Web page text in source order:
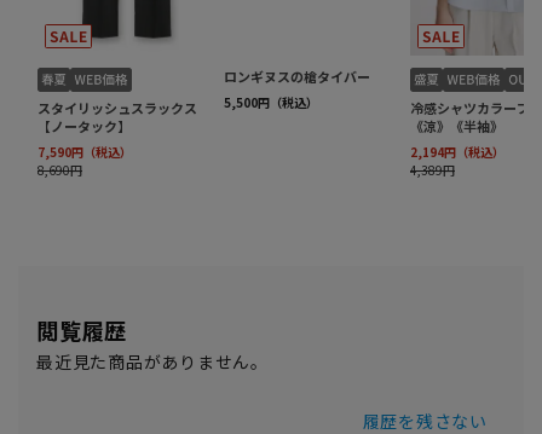
閲覧履歴
最近見た商品がありません。
履歴を残さない